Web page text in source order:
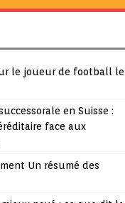
le joueur de football le
en Suisse :
face aux
Un résumé des